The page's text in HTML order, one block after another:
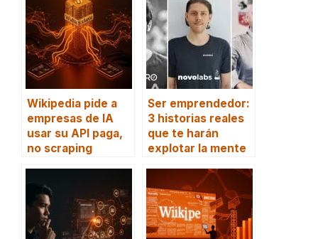
Wikipedia pide a
empresas de IA
usar su API paga,
no scraping
Ser emprendedor:
3 historias reales
que te harán
explotar la mente